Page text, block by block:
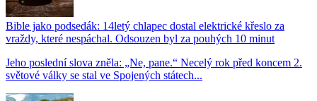
Bible jako podsedák: 14letý chlapec dostal elektrické křeslo za
vraždy, které nespáchal. Odsouzen byl za pouhých 10 minut
Jeho poslední slova zněla: „Ne, pane.“ Necelý rok před koncem 2.
světové války se stal ve Spojených státech...